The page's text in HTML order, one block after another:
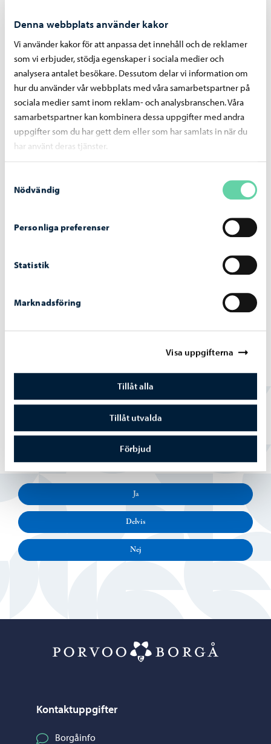
Denna webbplats använder kakor
Vi använder kakor för att anpassa det innehåll och de reklamer
som vi erbjuder, stödja egenskaper i sociala medier och
analysera antalet besökare. Dessutom delar vi information om
hur du använder vår webbplats med våra samarbetspartner på
sociala medier samt inom reklam- och analysbranschen. Våra
samarbetspartner kan kombinera dessa uppgifter med andra
uppgifter som du har gett dem eller som har samlats in när du
har använt deras tjänster.
Nödvändig
Personliga preferenser
Statistik
Marknadsföring
Visa uppgifterna
Tillåt alla
Tillåt utvalda
Förbjud
Presentation om planeringsprinciperna för
Kokonområdet, helheten som genomförs i det
första skedet samt utarbetandet av projektplanen
(på finska)
Arbetets utgångspunkter 2020 (pdf, på finska)
Presentation av arbetet 2021 (pdf, på finska)
Områdesplan, del 2 (pdf, på finska)
på finska)
Slutrapport på basen av växelverkan
(delvis på finska), stadplaneringschef Dan Mollgren,
Presentation, Rapport på basen av växelverkan,
Sitowise Oy 2021
Hittade du vad du sökte?
Ja
Delvis
Nej
Kontaktuppgifter
Borgåinfo